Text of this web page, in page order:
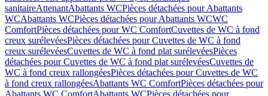
sanitaireAttenantAbattants WCPièces détachées pour Abattants
WCAbattants WCPièces détachées pour Abattants WCWC
ComfortPièces détachées pour WC ComfortCuvettes de WC à fond
creux surélevéesPièces détachées pour Cuvettes de WC à fond
creux surélevéesCuvettes de WC à fond plat surélevéesPièces
détachées pour Cuvettes de WC à fond plat surélevéesCuvettes de
WC à fond creux rallongéesPièces détachées pour Cuvettes de WC
à fond creux rallongéesAbattants WC ComfortPièces détachées pour
Abattants WC ComfortAbattants WCPièces détachées pour